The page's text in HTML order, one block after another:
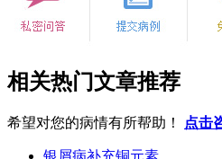
相关热门文章推荐
希望对您的病情有所帮助！ 点击